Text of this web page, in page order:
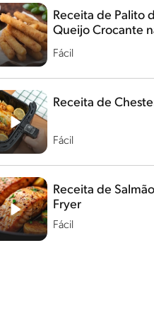
Fácil
Receita de Palito
Queijo Crocante
Fácil
Receita de
Fácil
Receita de
Fryer